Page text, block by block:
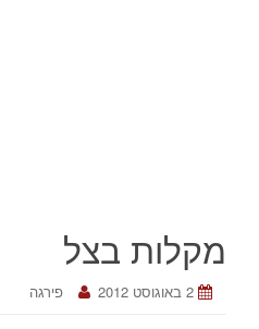
מקלות בצל
2 באוגוסט 2012 פירגה